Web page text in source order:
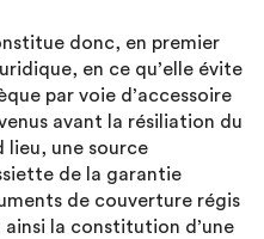
donc, en premier
en ce qu’elle évite
par voie d’accessoire
avant la résiliation du
une source
de la garantie
de couverture régis
la constitution d’une